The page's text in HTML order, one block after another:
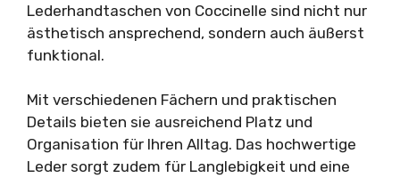
Lederhandtaschen von Coccinelle sind nicht nur
ästhetisch ansprechend, sondern auch äußerst
funktional.
Mit verschiedenen Fächern und praktischen
Details bieten sie ausreichend Platz und
Organisation für Ihren Alltag. Das hochwertige
Leder sorgt zudem für Langlebigkeit und eine